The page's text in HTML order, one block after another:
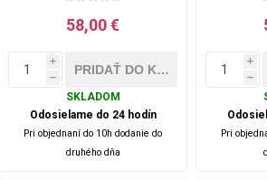
58,00 €
i
h
SKLADOM
Odosielame do 24 hodín
Pri objednaní do 10h dodanie do
druhého dňa
i
h
Pri